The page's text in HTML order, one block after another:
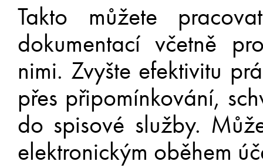
Takto můžete
dokumentací včetně
nimi. Zvyšte efektivitu
přes připomínkování,
do spisové služby.
elektronickým oběhem